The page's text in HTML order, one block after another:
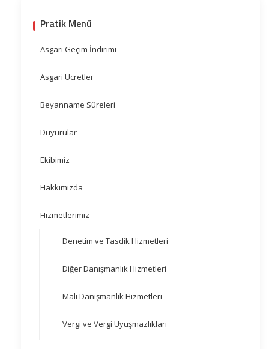
Pratik Menü
Asgari Geçim İndirimi
Asgari Ücretler
Beyanname Süreleri
Duyurular
Ekibimiz
Hakkımızda
Hizmetlerimiz
Denetim ve Tasdik Hizmetleri
Diğer Danışmanlık Hizmetleri
Mali Danışmanlık Hizmetleri
Vergi ve Vergi Uyuşmazlıkları